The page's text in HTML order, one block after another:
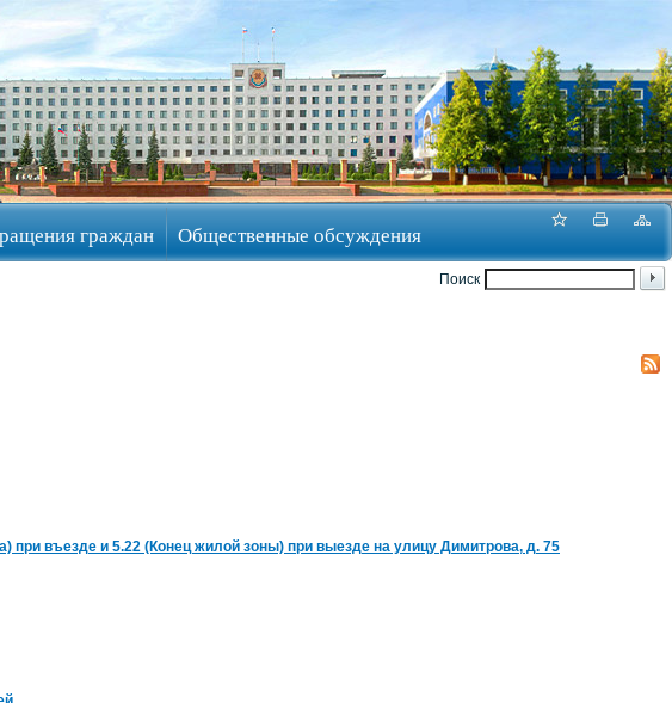
граждан Общественные обсуждения
Поиск
при въезде и 5.22 (Конец жилой зоны) при выезде на улицу Димитрова, д. 75